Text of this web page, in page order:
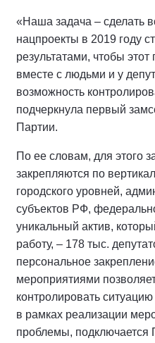
«Наша задача – сделать
нацпроекты в 2019 году
результатами, чтобы
вместе с людьми и у
возможность
подчеркнула первый
Партии.
По ее словам, для этого
закрепляются по
городского уровней,
субъектов РФ,
уникальный актив,
работу, – 178 тыс.
персональное
мероприятиями
контролировать
в рамках реализации
проблемы,